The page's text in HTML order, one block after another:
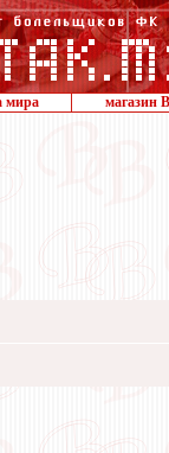
мира магазин